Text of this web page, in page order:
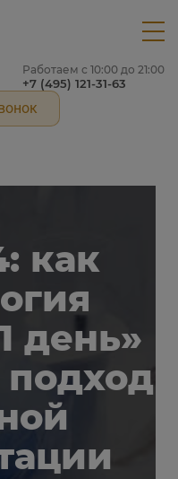
Работаем с 10:00 до 21:00
+7 (495) 121-31-63
как
день»